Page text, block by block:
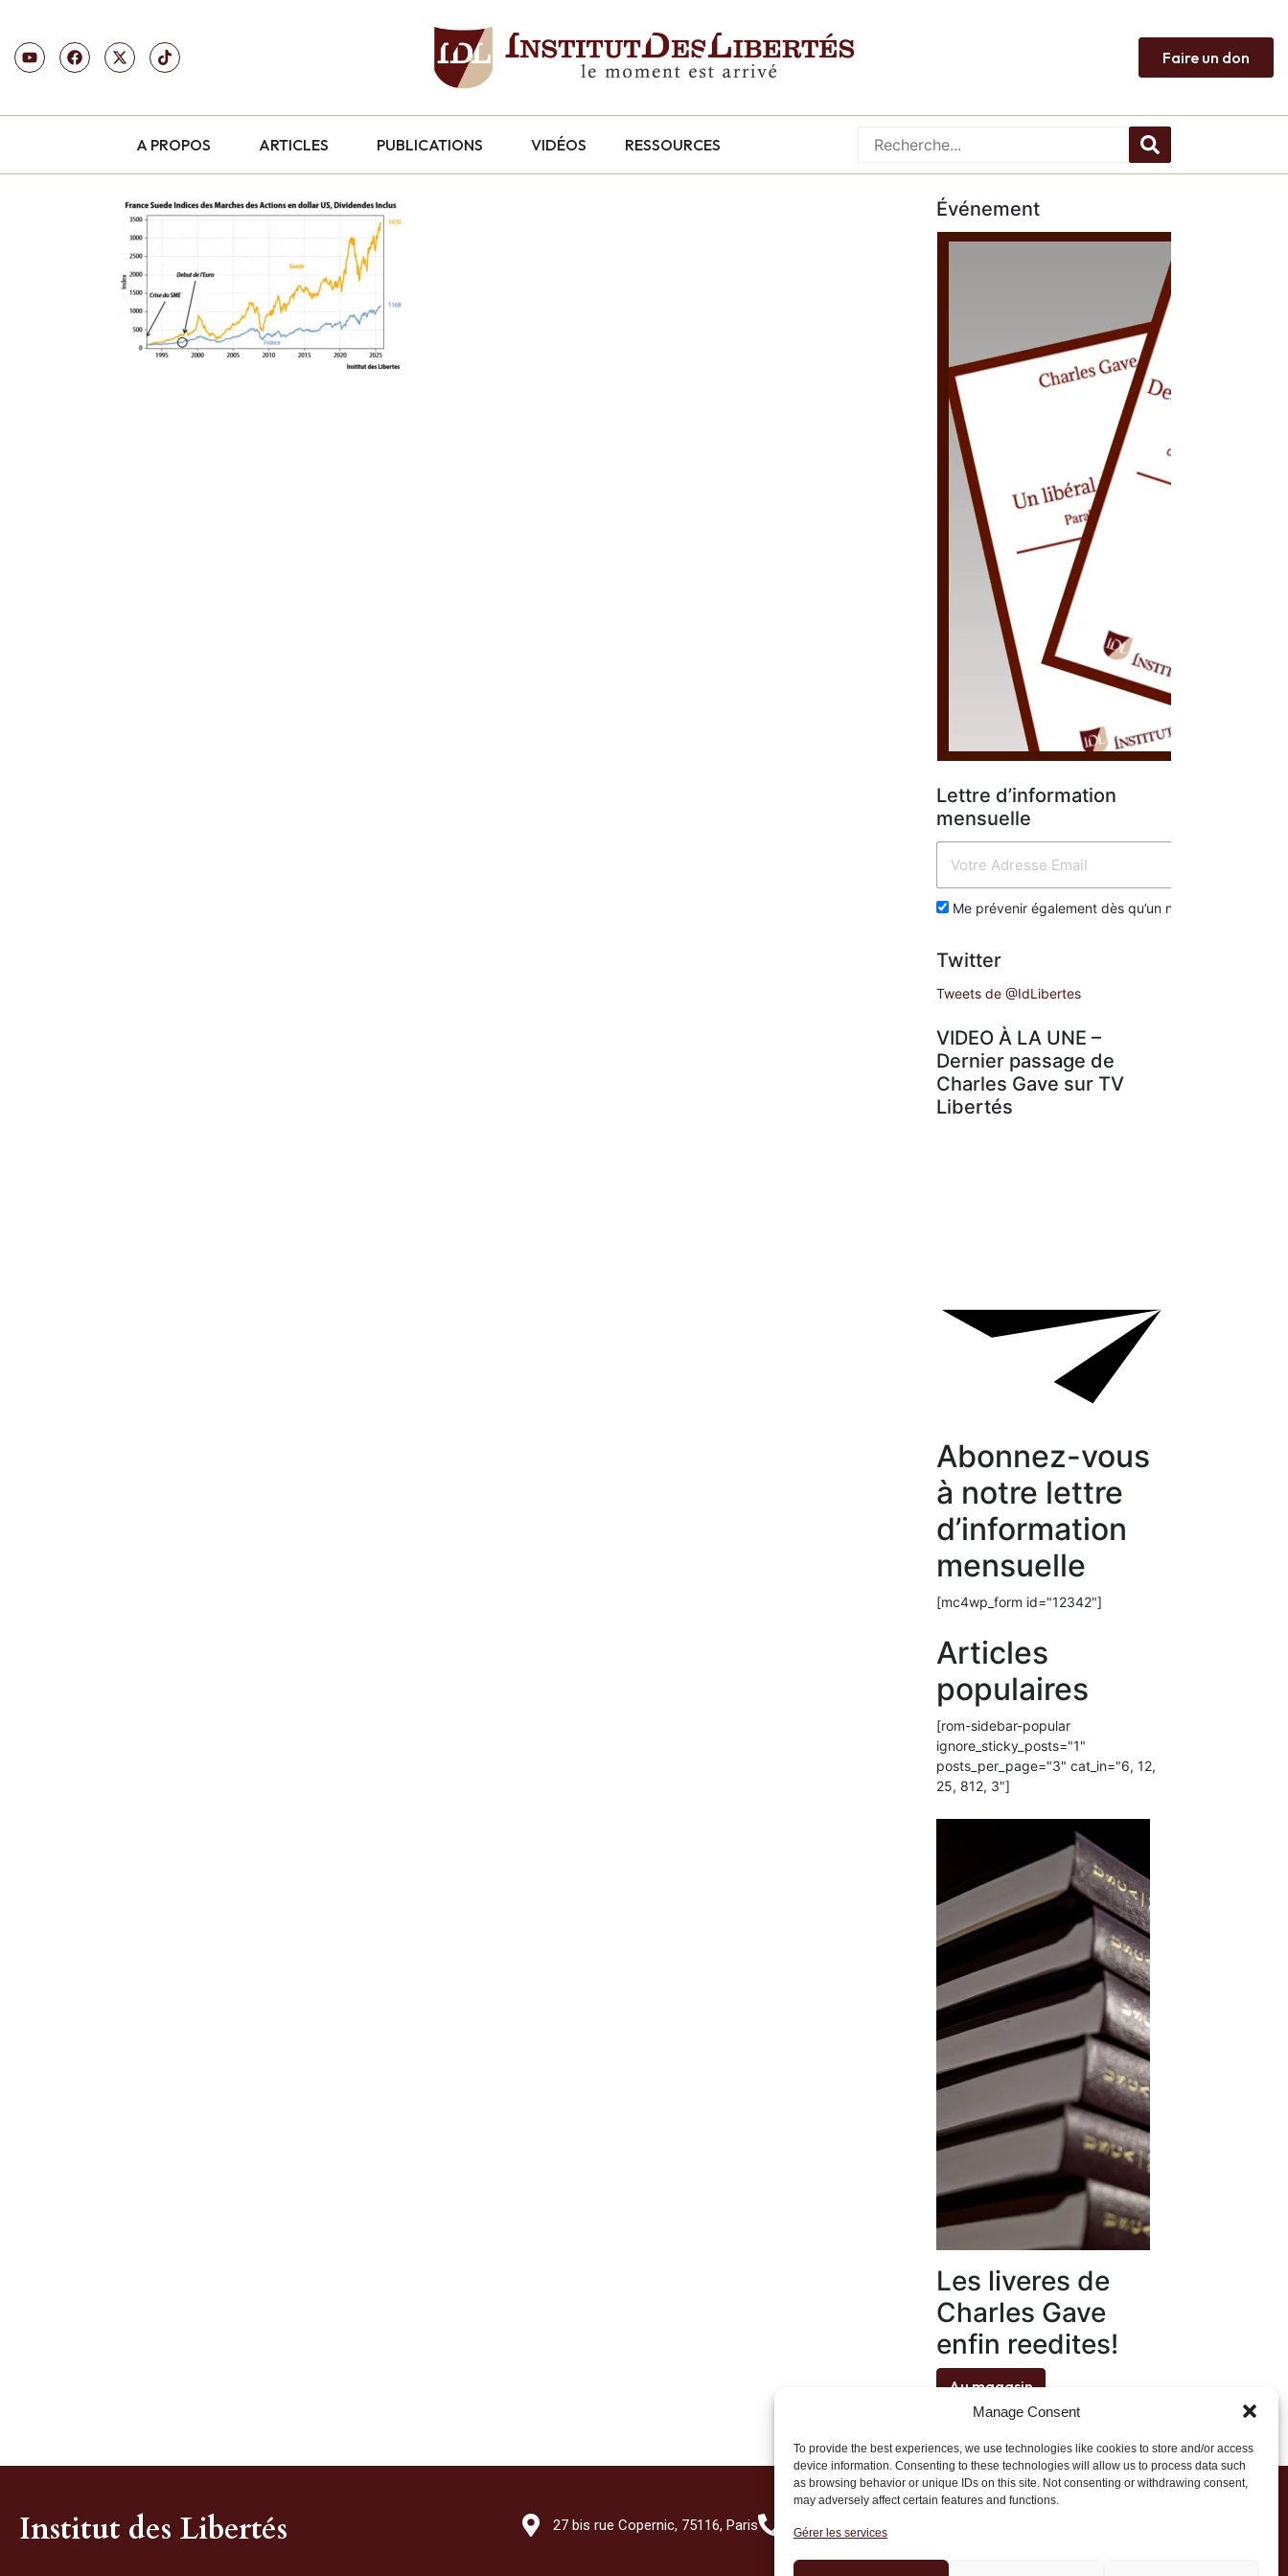
Manage Consent
To provide the best experiences, we use technologies like cookies to store and/or access
device information. Consenting to these technologies will allow us to process data such
as browsing behavior or unique IDs on this site. Not consenting or withdrawing consent,
may adversely affect certain features and functions.
Gérer les services
Faire un don
A PROPOS ARTICLES PUBLICATIONS VIDÉOS RESSOURCES
Événement
Lettre d’information
mensuelle
Me prévenir également dès qu’un nouvel article est
Twitter
Tweets de @IdLibertes
VIDEO À LA UNE –
Dernier passage de
Charles Gave sur TV
Libertés
Abonnez-vous
à notre lettre
d’information
mensuelle
[mc4wp_form id="12342"]
Articles
populaires
[rom-sidebar-popular
ignore_sticky_posts="1"
posts_per_page="3" cat_in="6, 12,
25, 812, 3"]
Les liveres de
Charles Gave
enfin reedites!
Au magasin
Institut des Libertés 27 bis rue Copernic, 75116, Paris +33 (0)1 71 20 45 39